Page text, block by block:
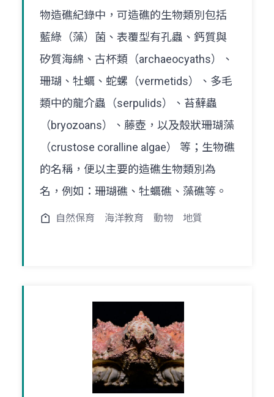
物造礁紀錄中，可造礁的生物類別包括
藍綠（藻）菌、表覆型有孔蟲、鈣質與
矽質海綿、古杯類（archaeocyaths）、
珊瑚、牡蠣、蛇螺（vermetids）、多毛
類中的龍介蟲（serpulids）、苔蘚蟲
（bryozoans）、藤壺，以及殼狀珊瑚藻
（crustose coralline algae） 等；生物礁
的名稱，便以主要的造礁生物類別為
名，例如：珊瑚礁、牡蠣礁、藻礁等。
自然保育 海洋教育 動物 地質